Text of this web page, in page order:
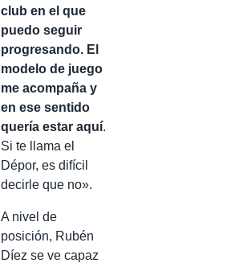
club en el que
puedo seguir
progresando. El
modelo de juego
me acompaña y
en ese sentido
quería estar aquí.
Si te llama el
Dépor, es difícil
decirle que no».
A nivel de
posición, Rubén
Díez se ve capaz